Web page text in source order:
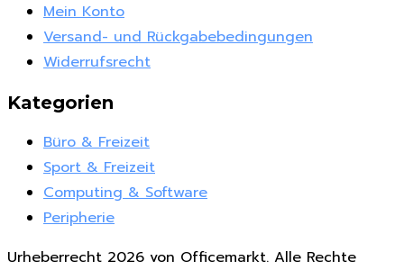
Mein Konto
Versand- und Rückgabebedingungen
Widerrufsrecht
Kategorien
Büro & Freizeit
Sport & Freizeit
Computing & Software
Peripherie
Urheberrecht 2026 von Officemarkt. Alle Rechte